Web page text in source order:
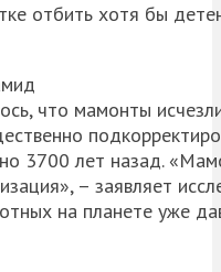
отбить хотя бы
что мамонты
3700 лет назад.
– заявляет
на планете уже